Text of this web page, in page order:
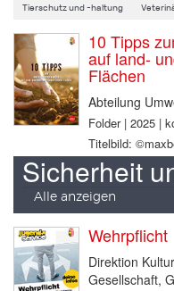
Tierschutz und -haltung
10 Tipps
auf land-
Flächen
Abteilung
Folder | 2025 |
Titelbild:
Sicherheit
Alle anzeigen
Wehrpflicht
Direktion
Gesellschaft,